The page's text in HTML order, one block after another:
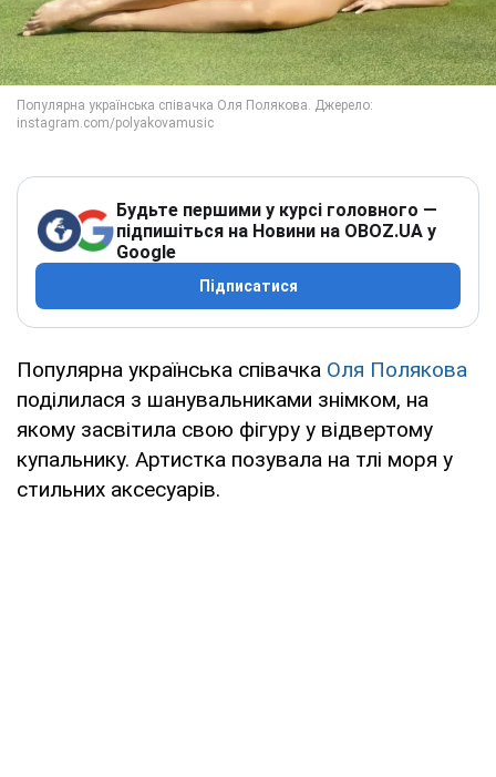
Будьте першими у курсі головного —
підпишіться на Новини на OBOZ.UA у
Google
Підписатися
Популярна українська співачка Оля Полякова
поділилася з шанувальниками знімком, на
якому засвітила свою фігуру у відвертому
купальнику. Артистка позувала на тлі моря у
стильних аксесуарів.